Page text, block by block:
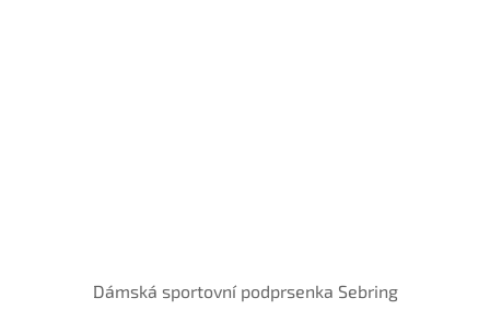
Dámská sportovní podprsenka Sebring